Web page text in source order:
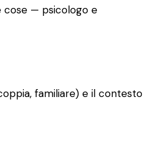
cose — psicologo e
familiare) e il contesto